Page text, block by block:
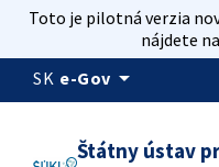
Toto je pilotná verzia
nájdete na
SK e-Gov arrow_drop_down
Štátny ústav